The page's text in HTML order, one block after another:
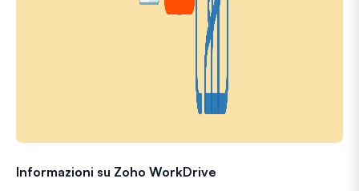
Informazioni su Zoho WorkDrive